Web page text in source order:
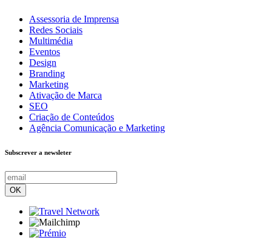
Assessoria de Imprensa
Redes Sociais
Multimédia
Eventos
Design
Branding
Marketing
Ativação de Marca
SEO
Criação de Conteúdos
Agência Comunicação e Marketing
Subscrever a newsleter